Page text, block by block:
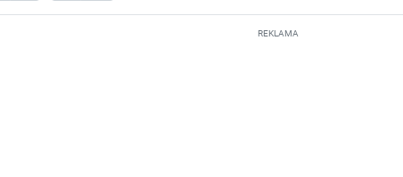
REKLAMA